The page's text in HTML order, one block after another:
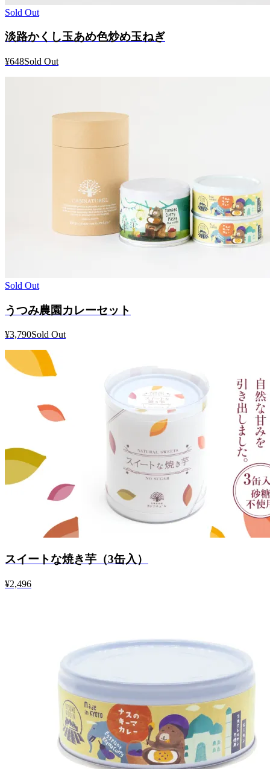
Sold Out
淡路かくし玉あめ色炒め玉ねぎ
¥648Sold Out
Sold Out
うつみ農園カレーセット
¥3,790Sold Out
スイートな焼き芋（3缶入）
¥2,496